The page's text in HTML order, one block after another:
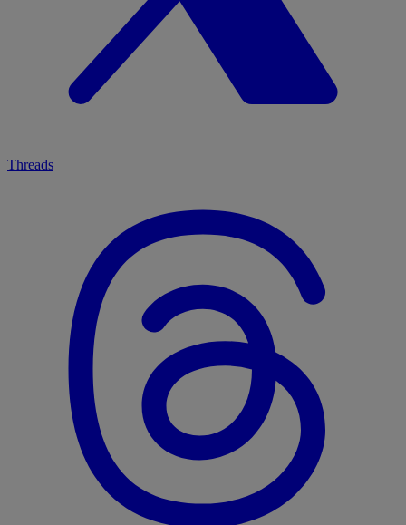
Threads